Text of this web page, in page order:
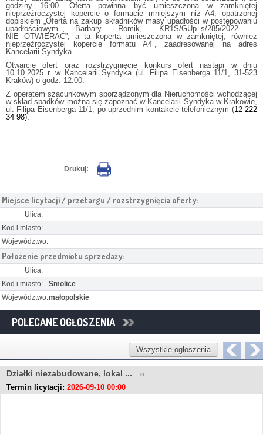
godziny 16:00. Oferta powinna być umieszczona w zamkniętej
nieprzeźroczystej kopercie o formacie mniejszym niż A4, opatrzonej
dopiskiem „Oferta na zakup składników masy upadłości w postępowaniu
upadłościowym Barbary Romik, KR1S/GUp–s/285/2022 ‑
NIE OTWIERAĆ”, a ta koperta umieszczona w zamkniętej, również
nieprzeźroczystej kopercie formatu A4”, zaadresowanej na adres
Kancelarii Syndyka.
Otwarcie ofert oraz rozstrzygnięcie konkurs ofert nastąpi w dniu
10.10.2025 r. w Kancelarii Syndyka (ul. Filipa Eisenberga 11/1, 31-523
Kraków) o godz. 12:00.
Z operatem szacunkowym sporządzonym dla Nieruchomości wchodzącej
w skład spadków można się zapoznać w Kancelarii Syndyka w Krakowie,
ul. Filipa Eisenberga 11/1, po uprzednim kontakcie telefonicznym (12 222
34 98).
Drukuj:
Miejsce licytacji / przetargu / rozstrzygnięcia oferty:
Ulica:
Kod i miasto:
Województwo:
Położenie przedmiotu sprzedaży:
Ulica:
Kod i miasto:
Smolice
Województwo:małopolskie
POLECANE OGŁOSZENIA
Wszystkie ogłoszenia
Działki niezabudowane, lokal ...
Termin licytacji: 2026-09-10 00:00